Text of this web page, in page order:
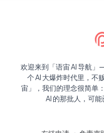
欢迎来到「语宙 AI 导航
个 AI 大爆炸时代里，不
宙」，我们的理念很简单
AI 的那批人，可能